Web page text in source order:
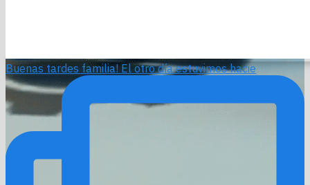
Buenas tardes familia! El otro día estuvimos hacie